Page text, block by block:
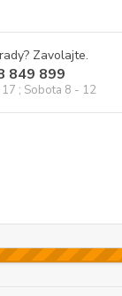
Zavolajte.
849 899
; Sobota 8 - 12